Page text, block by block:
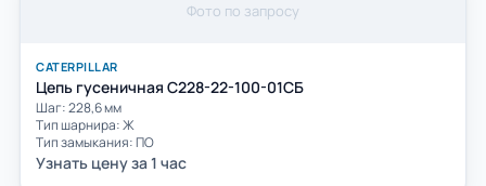
Фото по запросу
CATERPILLAR
Цепь гусеничная С228-22-100-01СБ
Шаг: 228,6 мм
Тип шарнира: Ж
Тип замыкания: ПО
Узнать цену за 1 час